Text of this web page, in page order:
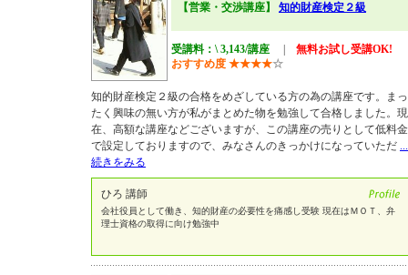
【営業・交渉講座】 知的財産検定２級
受講料：\ 3,143/講座
無料お試し受講OK!
おすすめ度 ★★★★☆
知的財産検定２級の合格をめざしている方の為の講座です。まっ
たく興味の無い方が私がまとめた物を勉強して合格しました。現
在、高額な講座などございますが、この講座の売りとして低料金
で設定しておりますので、みなさんのきっかけになっていただ ...
続きをみる
ひろ 講師
会社役員として働き、知的財産の必要性を痛感し受験 現在はＭＯＴ、弁
理士資格の取得に向け勉強中